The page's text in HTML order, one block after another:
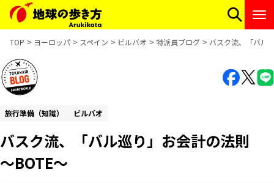
TOP ヨーロッパ スペイン ビルバオ 特派員ブログ バスク流、「バル
旅行準備（知識） ビルバオ
バスク流、「バル巡り」お会計の法則
～BOTE～